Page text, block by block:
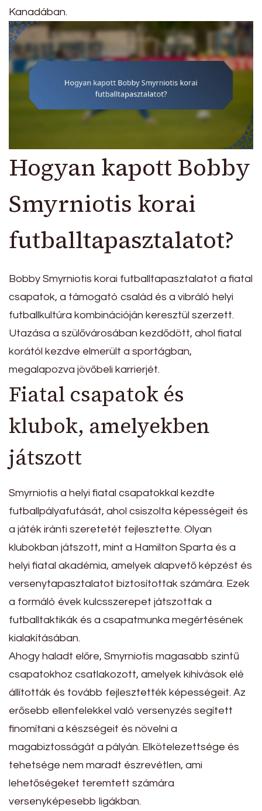
Kanadában.
Hogyan kapott Bobby
Smyrniotis korai
futballtapasztalatot?
Bobby Smyrniotis korai futballtapasztalatot a fiatal
csapatok, a támogató család és a vibráló helyi
futballkultúra kombinációján keresztül szerzett.
Utazása a szülővárosában kezdődött, ahol fiatal
korától kezdve elmerült a sportágban,
megalapozva jövőbeli karrierjét.
Fiatal csapatok és
klubok, amelyekben
játszott
Smyrniotis a helyi fiatal csapatokkal kezdte
futballpályafutását, ahol csiszolta képességeit és
a játék iránti szeretetét fejlesztette. Olyan
klubokban játszott, mint a Hamilton Sparta és a
helyi fiatal akadémia, amelyek alapvető képzést és
versenytapasztalatot biztosítottak számára. Ezek
a formáló évek kulcsszerepet játszottak a
futballtaktikák és a csapatmunka megértésének
kialakításában.
Ahogy haladt előre, Smyrniotis magasabb szintű
csapatokhoz csatlakozott, amelyek kihívások elé
állították és tovább fejlesztették képességeit. Az
erősebb ellenfelekkel való versenyzés segített
finomítani a készségeit és növelni a
magabiztosságát a pályán. Elkötelezettsége és
tehetsége nem maradt észrevétlen, ami
lehetőségeket teremtett számára
versenyképesebb ligákban.